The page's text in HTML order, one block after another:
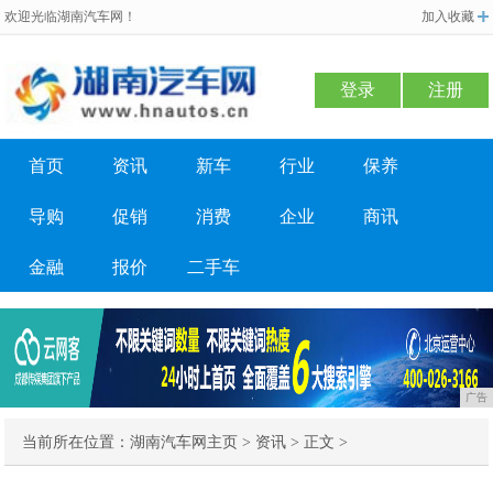
欢迎光临湖南汽车网！ 加入收藏
登录 注册
首页 资讯 新车 行业 保养
导购 促销 消费 企业 商讯
金融 报价 二手车
广告
当前所在位置：湖南汽车网主页 > 资讯 > 正文 >